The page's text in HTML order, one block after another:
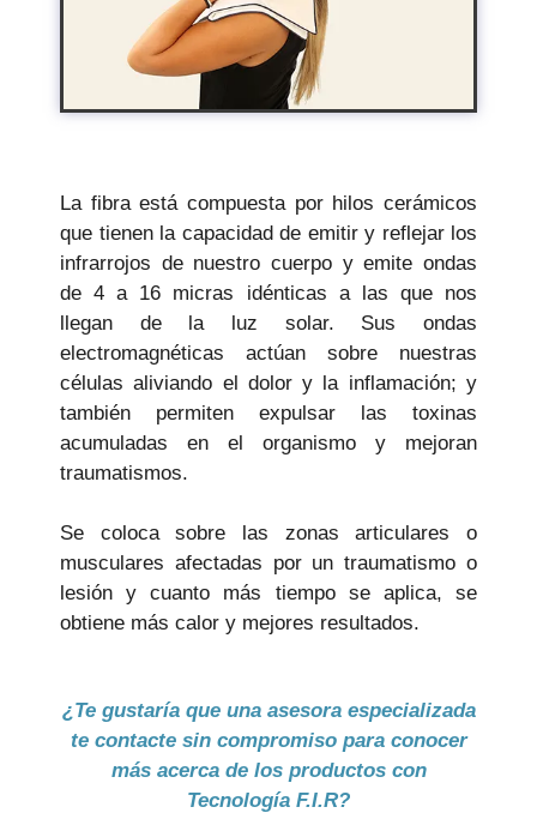
La fibra está compuesta por hilos cerámicos
que tienen la capacidad de emitir y reflejar los
infrarrojos de nuestro cuerpo y emite ondas
de 4 a 16 micras idénticas a las que nos
llegan de la luz solar. Sus ondas
electromagnéticas actúan sobre nuestras
células aliviando el dolor y la inflamación; y
también permiten expulsar las toxinas
acumuladas en el organismo y mejoran
traumatismos.
Se coloca sobre las zonas articulares o
musculares afectadas por un traumatismo o
lesión y cuanto más tiempo se aplica, se
obtiene más calor y mejores resultados.
¿Te gustaría que una asesora especializada
te contacte sin compromiso para conocer
más acerca de los productos con
Tecnología F.I.R?